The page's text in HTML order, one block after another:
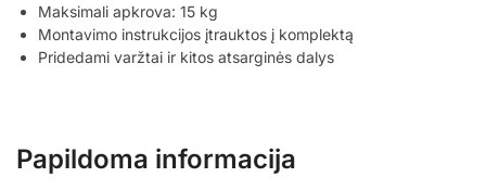
Maksimali apkrova: 15 kg
Montavimo instrukcijos įtrauktos į komplektą
Pridedami varžtai ir kitos atsarginės dalys
Papildoma informacija